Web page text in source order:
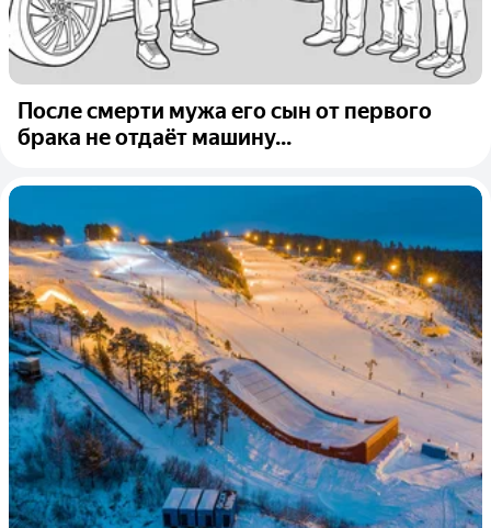
После смерти мужа его сын от первого
брака не отдаёт машину...